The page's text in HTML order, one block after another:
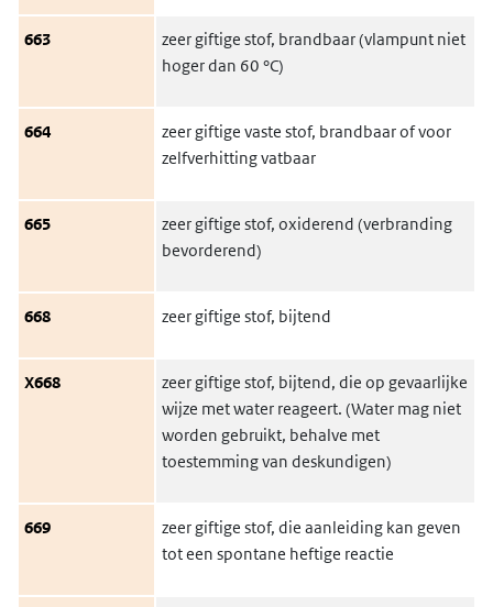
663
zeer giftige stof, brandbaar (vlampunt niet
hoger dan 60 °C)
664
zeer giftige vaste stof, brandbaar of voor
zelfverhitting vatbaar
665
zeer giftige stof, oxiderend (verbranding
bevorderend)
668 zeer giftige stof, bijtend
X668
zeer giftige stof, bijtend, die op gevaarlijke
wijze met water reageert. (Water mag niet
worden gebruikt, behalve met
toestemming van deskundigen)
669
zeer giftige stof, die aanleiding kan geven
tot een spontane heftige reactie